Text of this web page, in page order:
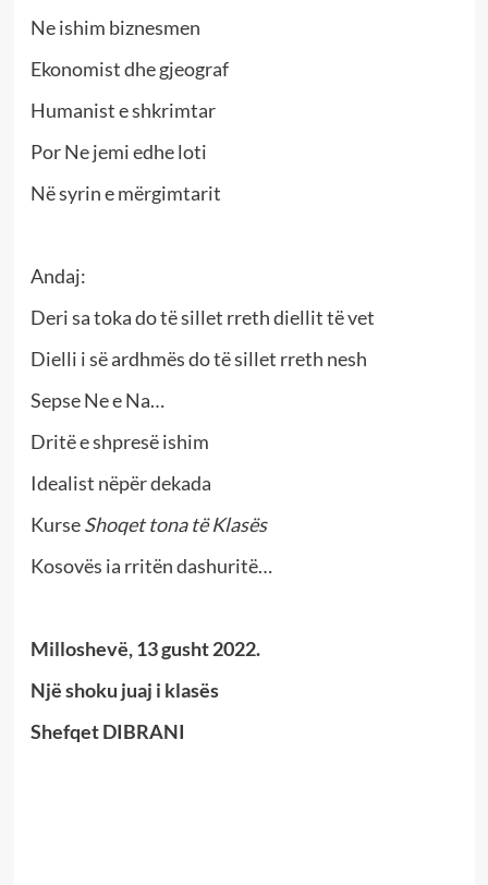
Ne ishim biznesmen
Ekonomist dhe gjeograf
Humanist e shkrimtar
Por Ne jemi edhe loti
Në syrin e mërgimtarit
Andaj:
Deri sa toka do të sillet rreth diellit të vet
Dielli i së ardhmës do të sillet rreth nesh
Sepse Ne e Na…
Dritë e shpresë ishim
Idealist nëpër dekada
KurseShoqet tona të Klasës
Kosovës ia rritën dashuritë…
Milloshevë, 13 gusht 2022.
Një shoku juaj i klasës
Shefqet DIBRANI